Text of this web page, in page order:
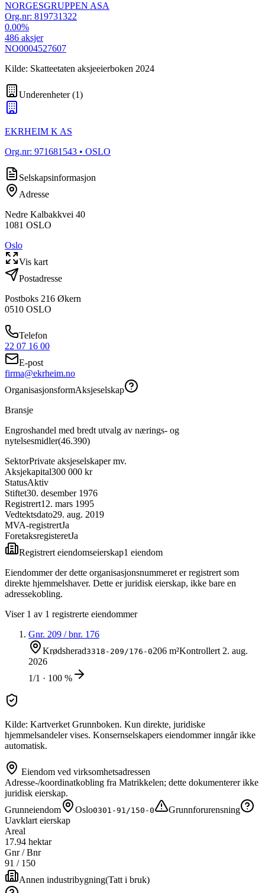
NORGESGRUPPEN ASA
Org.nr: 819731322
0.00%
486 aksjer
NO0004527607
Kilde: Skatteetaten aksjeeierboken 2024
Underenheter(1)
EKRHEIM K AS
Org.nr: 971681543 • OSLO
Selskapsinformasjon
Adresse
Nedre Kalbakkvei 40
1081 OSLO
Oslo
Vis kart
Postadresse
Postboks 216 Økern
0510 OSLO
Telefon
22 07 16 00
E-post
firma@ekrheim.no
OrganisasjonsformAksjeselskap
Bransje
Engroshandel med bredt utvalg av nærings- og
nytelsesmidler(46.390)
SektorPrivate aksjeselskaper mv.
Aksjekapital300 000 kr
StatusAktiv
Stiftet30. desember 1976
Registrert12. mars 1995
Vedtektsdato29. aug. 2019
MVA-registrertJa
ForetaksregisteretJa
Registrert eiendomseierskap1 eiendom
Eiendommer der dette organisasjonsnummeret er registrert som
direkte hjemmelshaver. Dette er juridisk eierskap, ikke bare en
adressekobling.
Viser 1 av 1 registrerte eiendommer
Gnr. 209 / bnr. 176
Krødsherad3318-209/176-0206 m²Kontrollert2. aug.
2026
1/1 · 100 %
Kilde: Kartverket Grunnboken. Kun direkte, juridiske
hjemmelsandeler vises. Konsernselskapers eiendommer inngår ikke
automatisk.
Eiendom ved virksomhetsadressen
Adresse-/koordinatkobling fra Matrikkelen; dette dokumenterer ikke
juridisk eierskap.
Grunneiendom
Oslo0301-91/150-0
Grunnforurensning
Uavklart eierskap
Areal
17.94 hektar
Gnr / Bnr
91 / 150
Annen industribygning(Tatt i bruk)